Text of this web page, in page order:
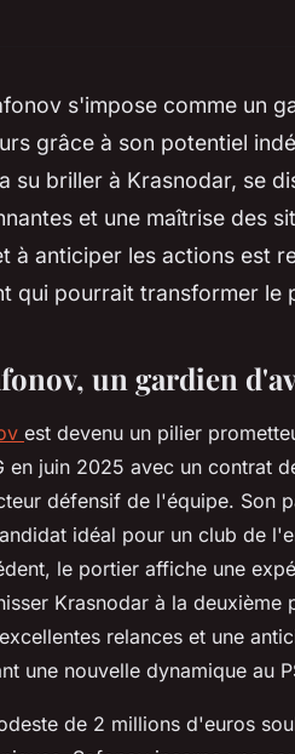
s'impose comme un
grâce à son potentiel
su briller à Krasnodar, se
et une maîtrise des
à anticiper les actions est
qui pourrait transformer le
un gardien
est devenu un pilier
en juin 2025 avec un contrat
défensif de l'équipe. Son
idéal pour un club de
le portier affiche une
Krasnodar à la
relances et une
une nouvelle dynamique au
de 2 millions d'euros